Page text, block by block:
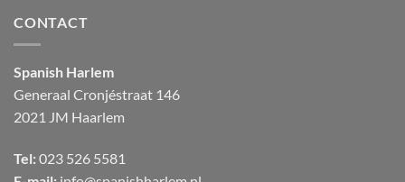
CONTACT
Spanish Harlem
Generaal Cronjéstraat 146
2021 JM Haarlem
Tel: 023 526 5581